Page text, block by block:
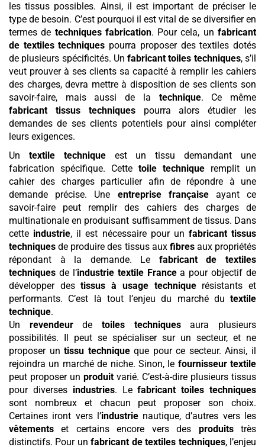
les tissus possibles. Ainsi, il est important de préciser le
type de besoin. C’est pourquoi il est vital de se diversifier en
termes de techniques fabrication. Pour cela, unfabricant
de textiles techniques pourra proposer des textiles dotés
de plusieurs spécificités. Unfabricant toiles techniques, s’il
veut prouver à ses clients sa capacité à remplir les cahiers
des charges, devra mettre à disposition de ses clients son
savoir-faire, mais aussi de la technique. Ce même
fabricant tissus techniquespourra alors étudier les
demandes de ses clients potentiels pour ainsi compléter
leurs exigences.
Un textile techniqueest un tissu demandant une
fabrication spécifique. Cette toile technique remplit un
cahier des charges particulier afin de répondre à une
demande précise. Une entreprise françaiseayant ce
savoir-faire peut remplir des cahiers des charges de
multinationale en produisant suffisamment de tissus. Dans
cette industrie, il est nécessaire pour un fabricant tissus
techniques de produire des tissus aux fibresaux propriétés
répondant à la demande. Le fabricant de textiles
techniques de l’industrie textile Francea pour objectif de
développer destissus à usage technique résistants et
performants. C’est là tout l’enjeu du marché du textile
technique.
Un revendeurdetoiles techniquesaura plusieurs
possibilités. Il peut se spécialiser sur un secteur, et ne
proposer untissu techniqueque pour ce secteur. Ainsi, il
rejoindra un marché de niche. Sinon, le fournisseur textile
peut proposer un produit varié. C’est-à-dire plusieurs tissus
pour diverses industries. Lefabricant toiles techniques
sont nombreux et chacun peut proposer son choix.
Certaines iront vers l’industrienautique, d’autres vers les
vêtements et certains encore vers des produitstrès
distinctifs. Pour unfabricant de textiles techniques, l’enjeu